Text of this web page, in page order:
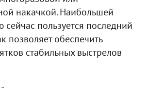
накачкой. Наибольшей
сейчас пользуется последний
позволяет обеспечить
стабильных выстрелов